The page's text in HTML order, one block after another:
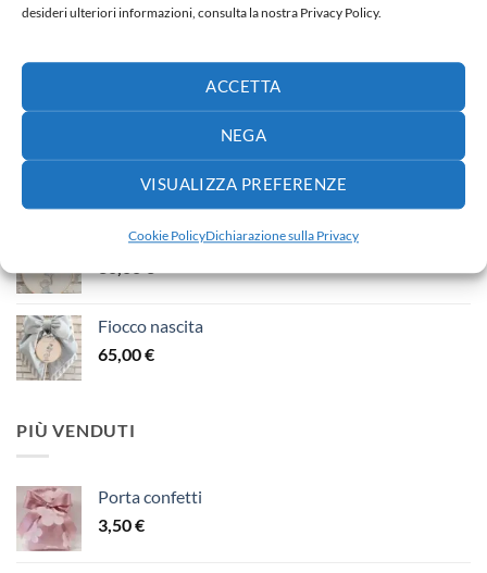
desideri ulteriori informazioni, consulta la nostra Privacy Policy.
ACCETTA
NEGA
VISUALIZZA PREFERENZE
Cookie PolicyDichiarazione sulla Privacy
Fiocco nascita
40,00€
Fiocco nascita
Fiocco nascita
65,00€
PIÙ VENDUTI
Porta confetti
3,50€